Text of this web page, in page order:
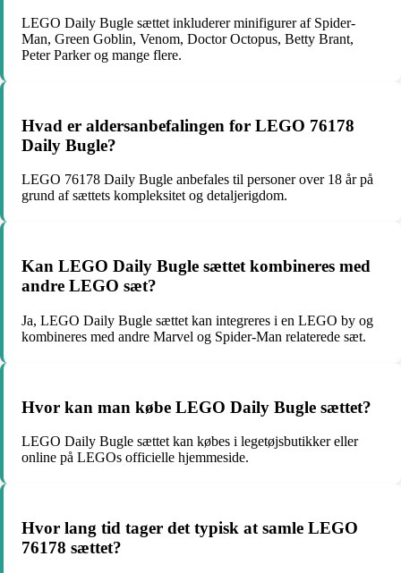
LEGO Daily Bugle sættet inkluderer minifigurer af Spider-
Man, Green Goblin, Venom, Doctor Octopus, Betty Brant,
Peter Parker og mange flere.
Hvad er aldersanbefalingen for LEGO 76178
Daily Bugle?
LEGO 76178 Daily Bugle anbefales til personer over 18 år på
grund af sættets kompleksitet og detaljerigdom.
Kan LEGO Daily Bugle sættet kombineres med
andre LEGO sæt?
Ja, LEGO Daily Bugle sættet kan integreres i en LEGO by og
kombineres med andre Marvel og Spider-Man relaterede sæt.
Hvor kan man købe LEGO Daily Bugle sættet?
LEGO Daily Bugle sættet kan købes i legetøjsbutikker eller
online på LEGOs officielle hjemmeside.
Hvor lang tid tager det typisk at samle LEGO
76178 sættet?